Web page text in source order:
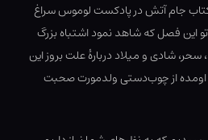
جام آتش در پادکست لوموس سراغ
تو این فصل که شاهد نمود اشتباه بزرگ
شادی و میلاد دربارهٔ علت بروز این
اومده از چوب‌دستی ولدمورت صحبت